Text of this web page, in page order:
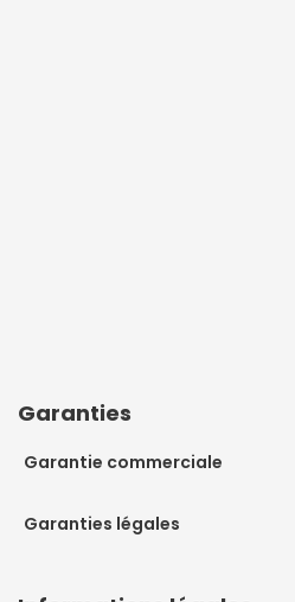
Garanties
Garantie commerciale
Garanties légales